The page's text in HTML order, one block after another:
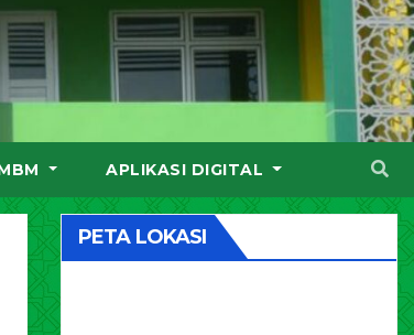
APLIKASI DIGITAL
PETA LOKASI